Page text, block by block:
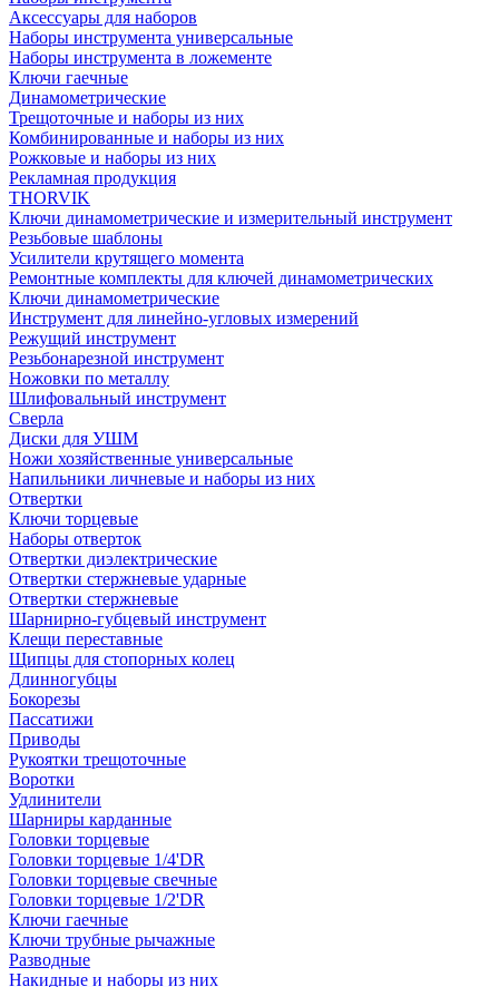
Аксессуары для наборов
Наборы инструмента универсальные
Наборы инструмента в ложементе
Ключи гаечные
Динамометрические
Трещоточные и наборы из них
Комбинированные и наборы из них
Рожковые и наборы из них
Рекламная продукция
THORVIK
Ключи динамометрические и измерительный инструмент
Резьбовые шаблоны
Усилители крутящего момента
Ремонтные комплекты для ключей динамометрических
Ключи динамометрические
Инструмент для линейно-угловых измерений
Режущий инструмент
Резьбонарезной инструмент
Ножовки по металлу
Шлифовальный инструмент
Сверла
Диски для УШМ
Ножи хозяйственные универсальные
Напильники личневые и наборы из них
Отвертки
Ключи торцевые
Наборы отверток
Отвертки диэлектрические
Отвертки стержневые ударные
Отвертки стержневые
Шарнирно-губцевый инструмент
Клещи переставные
Щипцы для стопорных колец
Длинногубцы
Бокорезы
Пассатижи
Приводы
Рукоятки трещоточные
Воротки
Удлинители
Шарниры карданные
Головки торцевые
Головки торцевые 1/4'DR
Головки торцевые свечные
Головки торцевые 1/2'DR
Ключи гаечные
Ключи трубные рычажные
Разводные
Накидные и наборы из них